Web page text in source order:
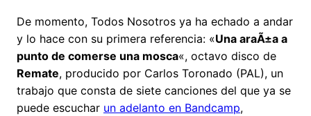
De momento, Todos Nosotros ya ha echado a andar
y lo hace con su primera referencia: «Una araÃ±a a
punto de comerse una mosca«, octavo disco de
Remate, producido por Carlos Toronado (PAL), un
trabajo que consta de siete canciones del que ya se
puede escuchar un adelanto en Bandcamp,